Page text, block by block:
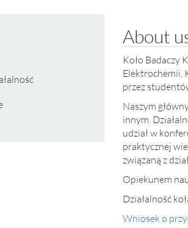
About
Koło Badaczy
Elektrochemii,
przez
Naszym
innym.
udział w
praktycznej
związaną z
Opiekunem
Działalność
Wniosek o